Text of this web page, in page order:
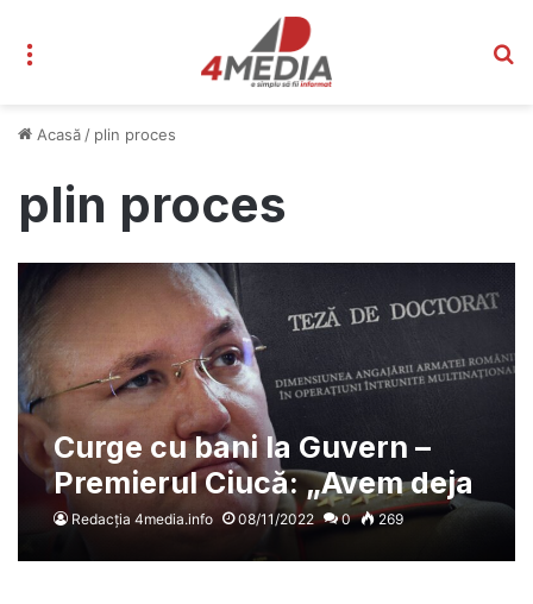
Acasă / plin proces
plin proces
Curge cu bani la Guvern –
Premierul Ciucă: „Avem deja
6,35 miliarde de euro din
PNRR”
Redacția 4media.info 08/11/2022 0 269